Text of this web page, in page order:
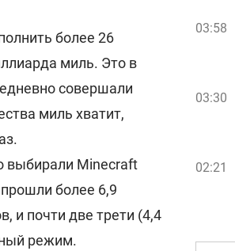
более 26
миль. Это в
совершали
миль хватит,
выбирали Minecraft
более 6,9
и почти две трети (4,4
режим.
03:58
03:30
02:21